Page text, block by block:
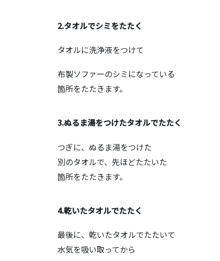
2.タオルでシミをたたく
タオルに洗浄液をつけて
布製ソファーのシミになっている
箇所をたたきます。
3.ぬるま湯をつけたタオルでたたく
つぎに、ぬるま湯をつけた
別のタオルで、先ほどたたいた
箇所をたたきます。
4.乾いたタオルでたたく
最後に、乾いたタオルでたたいて
水気を吸い取ってから